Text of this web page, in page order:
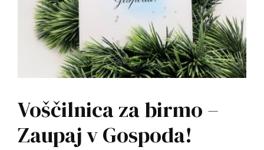
Voščilnica za birmo –
Zaupaj v Gospoda!